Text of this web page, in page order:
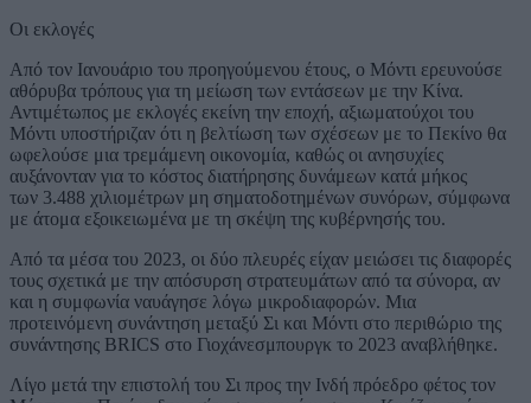
Οι εκλογές
Από τον Ιανουάριο του προηγούμενου έτους, ο Μόντι ερευνούσε
αθόρυβα τρόπους για τη μείωση των εντάσεων με την Κίνα.
Αντιμέτωπος με εκλογές εκείνη την εποχή, αξιωματούχοι του
Μόντι υποστήριζαν ότι η βελτίωση των σχέσεων με το Πεκίνο θα
ωφελούσε μια τρεμάμενη οικονομία, καθώς οι ανησυχίες
αυξάνονταν για το κόστος διατήρησης δυνάμεων κατά μήκος
των 3.488 χιλιομέτρων μη σηματοδοτημένων συνόρων, σύμφωνα
με άτομα εξοικειωμένα με τη σκέψη της κυβέρνησής του.
Από τα μέσα του 2023, οι δύο πλευρές είχαν μειώσει τις διαφορές
τους σχετικά με την απόσυρση στρατευμάτων από τα σύνορα, αν
και η συμφωνία ναυάγησε λόγω μικροδιαφορών. Μια
προτεινόμενη συνάντηση μεταξύ Σι και Μόντι στο περιθώριο της
συνάντησης BRICS στο Γιοχάνεσμπουργκ το 2023 αναβλήθηκε.
Λίγο μετά την επιστολή του Σι προς την Ινδή πρόεδρο φέτος τον